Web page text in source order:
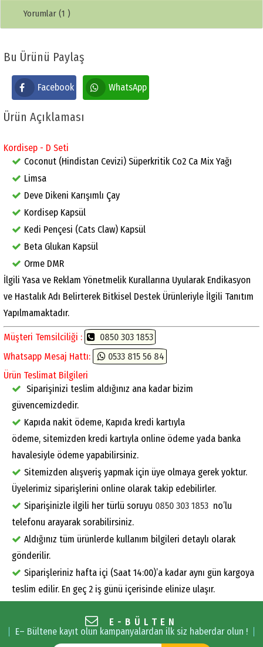
Yorumlar (1 )
Bu Ürünü Paylaş
Facebook WhatsApp
Ürün Açıklaması
Kordisep - D Seti
Coconut (Hindistan Cevizi) Süperkritik Co2 Ca Mix Yağı
Limsa
Deve Dikeni Karışımlı Çay
Kordisep Kapsül
Kedi Pençesi (Cats Claw) Kapsül
Beta Glukan Kapsül
Orme DMR
İlgili Yasa ve Reklam Yönetmelik Kurallarına Uyularak Endikasyon
ve Hastalık Adı Belirterek Bitkisel Destek Ürünleriyle İlgili Tanıtım
Yapılmamaktadır.
Müşteri Temsilciliği :
0850 303 1853
Whatsapp Mesaj Hattı:
0533 815 56 84
Ürün Teslimat Bilgileri
Siparişinizi teslim aldığınız ana kadar bizim
güvencemizdedir.
Kapıda nakit ödeme, Kapıda kredi kartıyla
ödeme, sitemizden kredi kartıyla online ödeme yada banka
havalesiyle ödeme yapabilirsiniz.
Sitemizden alışveriş yapmak için üye olmaya gerek yoktur.
Üyelerimiz siparişlerini online olarak takip edebilirler.
Siparişinizle ilgili her türlü soruyu 0850 303 1853 no’lu
telefonu arayarak sorabilirsiniz.
Aldığınız tüm ürünlerde kullanım bilgileri detaylı olarak
gönderilir.
Siparişleriniz hafta içi (Saat 14:00)’a kadar aynı gün kargoya
teslim edilir. En geç 2 iş günü içerisinde elinize ulaşır.
E-BÜLTEN
E– Bültene kayıt olun kampanyalardan ilk siz haberdar olun !